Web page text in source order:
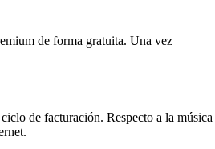
de forma gratuita. Una vez
de facturación. Respecto a la música